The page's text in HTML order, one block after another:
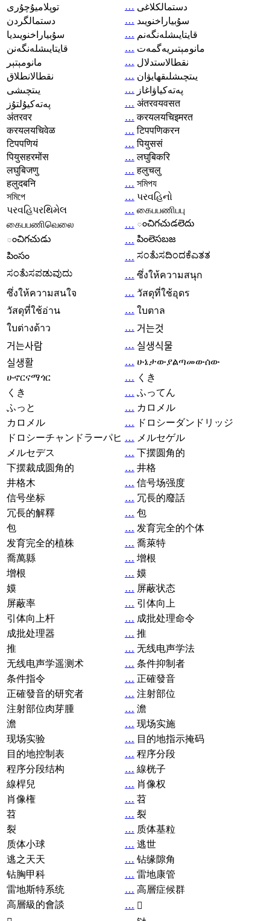
توپلاميۇچۇرى
… دستمالکلاغی
دستمالگردن
… سۇبياراخنويىد
سۇبياراخنويىديا
… قايتايىشلەنگەنم
قايتايىشلەنگەنن
… مانومېتىريەگمەت
مانومېتېر
… نقطالاستدلال
نقطالانطلاق
… يىتچىشلىقھايۋان
يىتچىشى
… پەتەكياۋاغاز
پەتەكيۇلتۇز
… अंतरवयवसत
अंतरवर
… करयलयचिइमरत
करयलयचिवेळ
… टिपपणिकरन
टिपपणियं
… पियुससं
पियुसहरमोंस
… लघुबिकरि
लघुबिजणु
… हलुचलु
हलुदबनि
… সমিপয
সমিপে
… પરવહિનો
પરવહિપરથિમેલ
… கைபபணிபபு
கைபபணிவெலை
… ంచిగచుడలెదు
ంచిగచుడు
… పింలెసబజ
పింసం
… ಸಂತೆುಸದಿಂದಕೆಎತತ
ಸಂತೆುಸಪಡುವುದು
… ซึ่งให้ความสนุก
ซึ่งให้ความสนใจ
… วัสดุที่ใช้อุดร
วัสดุที่ใช้อ่าน
… ใบตาล
ใบต่างด้าว
… 거는것
거는사람
… 실생식물
실생활
… ሁኔታውያልጣመውሰው
ሁኖርናማጎር
… くき
くき
… ふってん
ふっと
… カロメル
カロメル
… ドロシーダンドリッジ
ドロシーチャンドラーパヒ … メルセゲル
メルセデス
… 下摆圆角的
下摆裁成圆角的
… 井格
井格木
… 信号场强度
信号坐标
… 冗長的廢話
冗長的解釋
… 包
包
… 发育完全的个体
发育完全的植株
… 喬萊特
喬萬縣
… 增根
增根
… 嫫
嫫
… 屏蔽状态
屏蔽率
… 引体向上
引体向上杆
… 成批处理命令
成批处理器
… 推
推
… 无线电声学法
无线电声学遥测术
… 条件抑制者
条件指令
… 正確發音
正確發音的研究者
… 注射部位
注射部位肉芽腫
… 澹
澹
… 现场实施
现场实验
… 目的地指示掩码
目的地控制表
… 程序分段
程序分段结构
… 線桄子
線桿兒
… 肖像权
肖像権
… 苕
苕
… 裂
裂
… 质体基粒
质体小球
… 逃世
逃之天天
… 钻缘隙角
钻胸甲科
… 雷地康管
雷地斯特系统
… 高層症候群
高層級的會談
… 𧘞